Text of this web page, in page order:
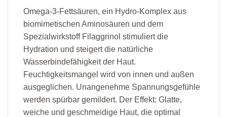
Omega-3-Fettsäuren, ein Hydro-Komplex aus
biomimetischen Aminosäuren und dem
Spezialwirkstoff Filaggrinol stimuliert die
Hydration und steigert die natürliche
Wasserbindefähigkeit der Haut.
Feuchtigkeitsmangel wird von innen und außen
ausgeglichen. Unangenehme Spannungsgefühle
werden spürbar gemildert. Der Effekt: Glatte,
weiche und geschmeidige Haut, die optimal